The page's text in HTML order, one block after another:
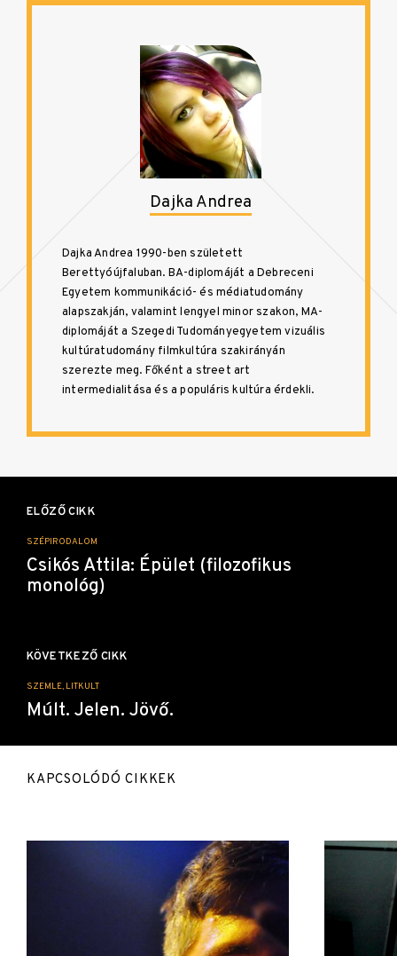
Dajka Andrea
Dajka Andrea 1990-ben született
Berettyóújfaluban. BA-diplomáját a Debreceni
Egyetem kommunikáció- és médiatudomány
alapszakján, valamint lengyel minor szakon, MA-
diplomáját a Szegedi Tudományegyetem vizuális
kultúratudomány filmkultúra szakirányán
szerezte meg. Főként a street art
intermedialitása és a populáris kultúra érdekli.
navigáció
ELŐZŐ CIKK
SZÉPIRODALOM
Csikós Attila: Épület (filozofikus
monológ)
KÖVETKEZŐ CIKK
SZEMLE, LITKULT
Múlt. Jelen. Jövő.
KAPCSOLÓDÓ CIKKEK